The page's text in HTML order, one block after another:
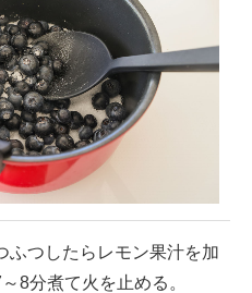
ふつしたらレモン果汁を加
8分煮て火を止める。